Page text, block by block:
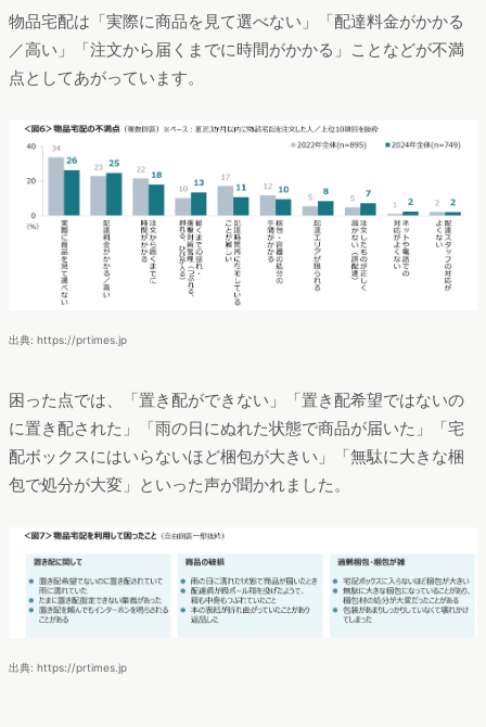
物品宅配は「実際に商品を見て選べない」「配達料金がかかる
／高い」「注文から届くまでに時間がかかる」ことなどが不満
点としてあがっています。
出典: https://prtimes.jp
困った点では、「置き配ができない」「置き配希望ではないの
に置き配された」「雨の日にぬれた状態で商品が届いた」「宅
配ボックスにはいらないほど梱包が大きい」「無駄に大きな梱
包で処分が大変」といった声が聞かれました。
出典: https://prtimes.jp